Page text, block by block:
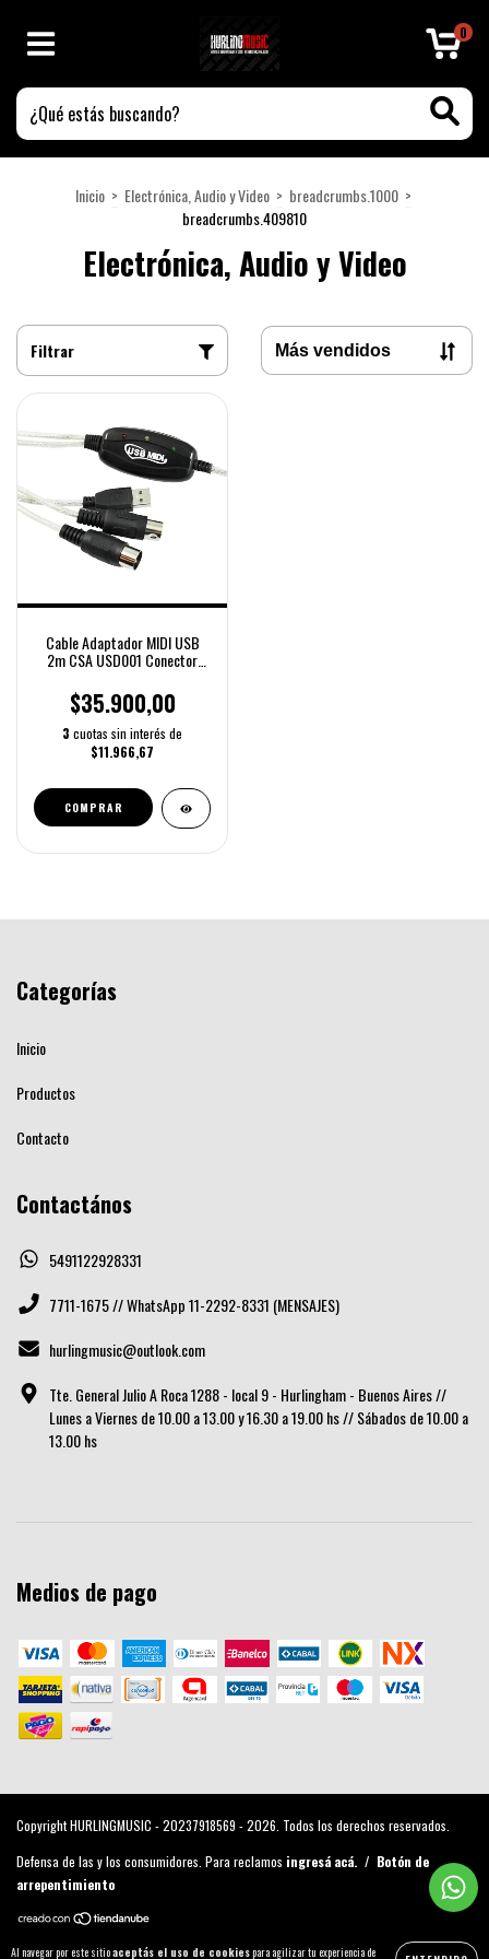
0
Al navegar por este sitioaceptás el uso de cookiespara agilizar tu experiencia de
Inicio > Electrónica, Audio y Video > breadcrumbs.1000 >
breadcrumbs.409810
Electrónica, Audio y Video
Filtrar
Cable Adaptador MIDI USB
2m CSA USD001 Conector
$35.900,00
3 cuotas sin interés de
$11.966,67
Categorías
Inicio
Productos
Contacto
Contactános
5491122928331
7711-1675 // WhatsApp 11-2292-8331 (MENSAJES)
hurlingmusic@outlook.com
Tte. General Julio A Roca 1288 - local 9 - Hurlingham - Buenos Aires //
Lunes a Viernes de 10.00 a 13.00 y 16.30 a 19.00 hs // Sábados de 10.00 a
13.00 hs
Medios de pago
Copyright HURLINGMUSIC - 20237918569 - 2026. Todos los derechos reservados.
Defensa de las y los consumidores. Para reclamos ingresá acá. / Botón de
arrepentimiento